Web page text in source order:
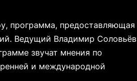
программа, предоставляющая
Ведущий Владимир Соловьёв
звучат мнения по
и международной